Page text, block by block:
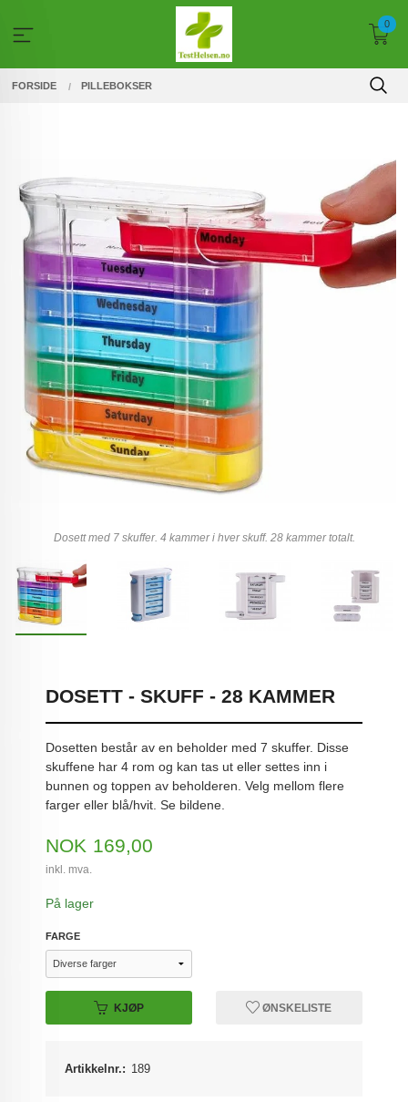
innholdet
0
FORSIDE PILLEBOKSER
Dosett med 7 skuffer. 4 kammer i hver skuff. 28 kammer totalt.
DOSETT - SKUFF - 28 KAMMER
Dosetten består av en beholder med 7 skuffer. Disse
skuffene har 4 rom og kan tas ut eller settes inn i
bunnen og toppen av beholderen. Velg mellom flere
farger eller blå/hvit. Se bildene.
Pris
NOK 169,00
inkl. mva.
På lager
FARGE
KJØP ØNSKELISTE
Artikkelnr.: 189